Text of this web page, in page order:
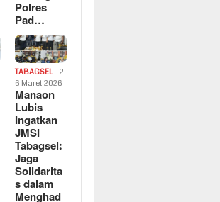
Polres
Pad…
TABAGSEL
2
6 Maret 2026
Manaon
Lubis
Ingatkan
JMSI
Tabagsel:
Jaga
Solidarita
s dalam
Menghad